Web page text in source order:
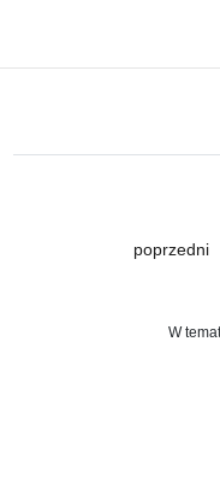
poprzedni
W